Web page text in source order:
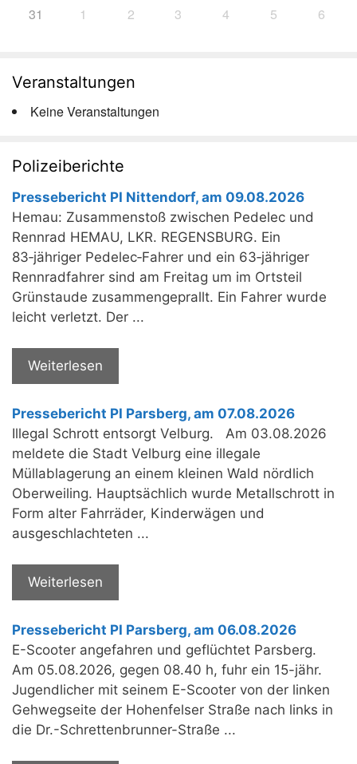
31 1 2 3 4 5 6
Veranstaltungen
Keine Veranstaltungen
Polizeiberichte
Pressebericht PI Nittendorf, am 09.08.2026
Hemau: Zusammenstoß zwischen Pedelec und
Rennrad HEMAU, LKR. REGENSBURG. Ein
83‑jähriger Pedelec‑Fahrer und ein 63‑jähriger
Rennradfahrer sind am Freitag um im Ortsteil
Grünstaude zusammengeprallt. Ein Fahrer wurde
leicht verletzt. Der ...
Weiterlesen
Pressebericht PI Parsberg, am 07.08.2026
Illegal Schrott entsorgt Velburg. Am 03.08.2026
meldete die Stadt Velburg eine illegale
Müllablagerung an einem kleinen Wald nördlich
Oberweiling. Hauptsächlich wurde Metallschrott in
Form alter Fahrräder, Kinderwägen und
ausgeschlachteten ...
Weiterlesen
Pressebericht PI Parsberg, am 06.08.2026
E-Scooter angefahren und geflüchtet Parsberg.
Am 05.08.2026, gegen 08.40 h, fuhr ein 15-jähr.
Jugendlicher mit seinem E-Scooter von der linken
Gehwegseite der Hohenfelser Straße nach links in
die Dr.-Schrettenbrunner-Straße ...